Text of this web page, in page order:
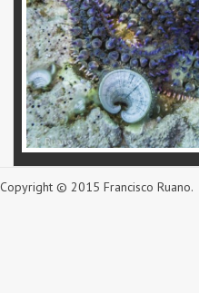
Copyright © 2015 Francisco Ruano.